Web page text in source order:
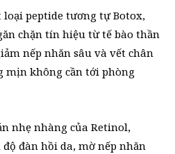
loại peptide tương tự Botox,
chặn tín hiệu từ tế bào thần
nếp nhăn sâu và vết chân
mịn không cần tới phòng
nhẹ nhàng của Retinol,
đàn hồi da, mờ nếp nhăn